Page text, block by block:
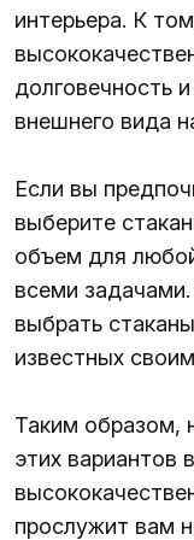
интерьера. К
долговечность
внешнего вида
Если вы
выберите
объем для
всеми
выбрать
известных
Таким образом,
этих вариантов
прослужит вам